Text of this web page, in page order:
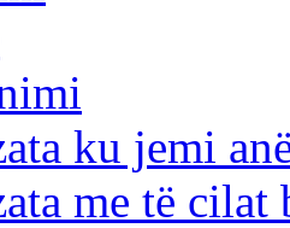
ku jemi
me të cilat